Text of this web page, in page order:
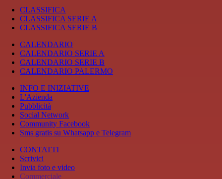
CLASSIFICA
CLASSIFICA SERIE A
CLASSIFICA SERIE B
CALENDARIO
CALENDARIO SERIE A
CALENDARIO SERIE B
CALENDARIO PALERMO
INFO E INIZIATIVE
L'Azienda
Pubblicità
Social Network
Community Facebook
Sms gratis su Whatsapp e Telegram
CONTATTI
Scrivici
Invia foto e video
Commerciale